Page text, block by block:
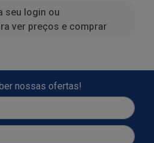
seu login ou
ver preços e comprar
nossas ofertas!